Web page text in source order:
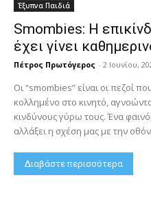
Έξυπνα Παιδιά
Smombies: Η
έχει γίνει
Πέτρος Πρωτόγερος - 2 Ιουνίου,
Οι “smombies” είναι οι πεζοί
κολλημένο στο κινητό,
κινδύνους γύρω τους. Ένα
αλλάξει η σχέση μας με την
Διαβάστε περισσότερα